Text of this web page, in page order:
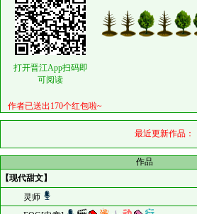
打开晋江App扫码即
可阅读
作者已送出170个红包啦~
最近更新作品：
作品
【现代甜文】
灵师